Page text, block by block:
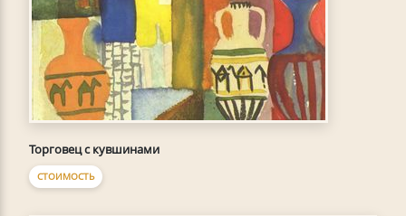
Торговец с кувшинами
СТОИМОСТЬ